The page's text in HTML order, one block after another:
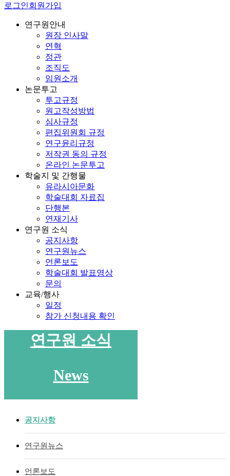
로그인회원가입
연구원안내
원장 인사말
연혁
정관
조직도
임원소개
논문투고
투고규정
원고작성방법
심사규정
편집위원회 규정
연구윤리규정
저작권 동의 규정
온라인 논문투고
학술지 및 간행물
유라시아문화
학술대회 자료집
단행본
연재기사
연구원 소식
공지사항
연구원뉴스
언론보도
학술대회 발표영상
문의
교육/행사
일정
참가 신청내용 확인
연구원 소식
News
공지사항
연구원뉴스
언론보도